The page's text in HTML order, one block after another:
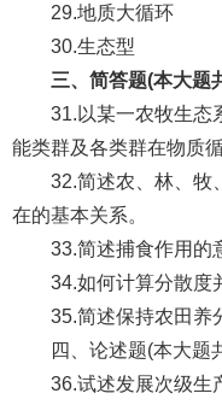
29.地质大循环
30.生态型
三、简答题(本大题
31.以某一农牧生态
能类群及各类群在物质
32.简述农、林、牧
在的基本关系。
33.简述捕食作用的
34.如何计算分散度
35.简述保持农田养
四、论述题(本大题
36.试述发展次级生